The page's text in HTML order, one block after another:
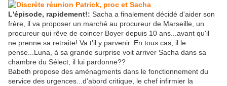
L'épisode, rapidement!: Sacha a finalement décidé d'aider son
frère, il va proposer un marché au procureur de Marseille, un
procureur qui rêve de coincer Boyer depuis 10 ans...avant qu'il
ne prenne sa retraite! Va t'il y parvenir. En tous cas, il le
pense...Luna, à sa grande surprise voit arriver Sacha dans sa
chambre du Sélect, il lui pardonne??
Babeth propose des aménagments dans le fonctionnement du
service des urgences...d'abord critique, le chef infirmier la